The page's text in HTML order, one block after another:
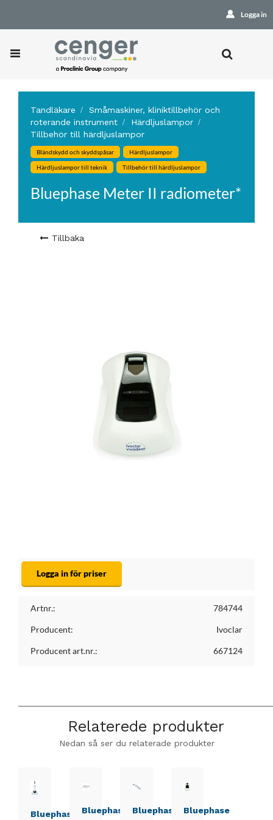
Logga in
Tandläkare
Småmaskiner, kliniktillbehör och
roterande instrument
Härdljuslampor
Tillbehör till härdljuslampor
Bländskydd och skyddspåsar Härdljuslampor
Härdljuslampor till teknik Tillbehör till härdljuslampor
Bluephase Meter II radiometer*
Tillbaka
Logga in för priser
Artnr.: 784744
Producent: Ivoclar
Producent art.nr.: 667124
Relaterede produkter
Nedan så ser du relaterade produkter
Bluephase
Bluephase
Bluephase
Bluephase